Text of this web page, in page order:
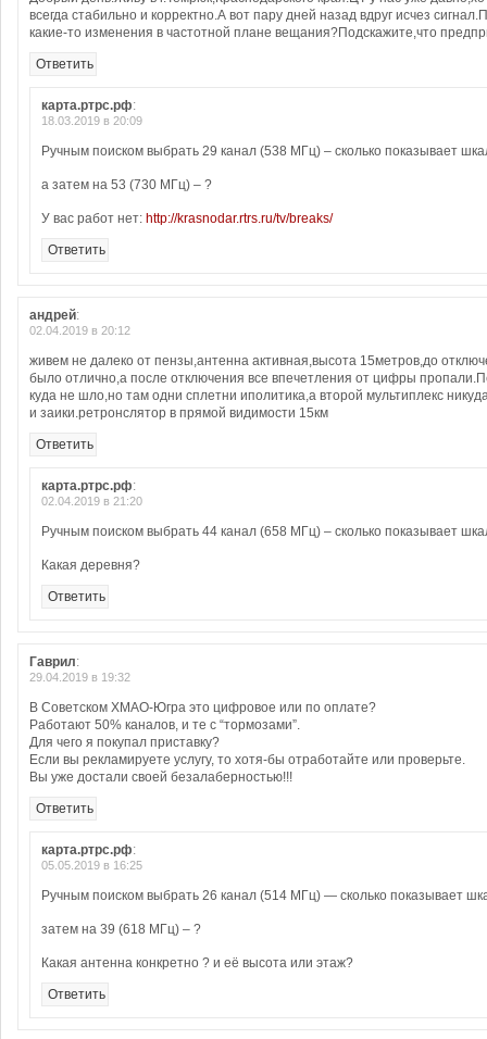
всегда стабильно и корректно.А вот пару дней назад вдруг исчез
какие-то изменения в частотной плане вещания?Подскажите,что
Ответить
карта.ртрс.рф:
18.03.2019 в 20:09
Ручным поиском выбрать 29 канал (538 МГц) – сколько показывает
а затем на 53 (730 МГц) – ?
У вас работ нет: http://krasnodar.rtrs.ru/tv/breaks/
Ответить
андрей:
02.04.2019 в 20:12
живем не далеко от пензы,антенна активная,высота 15метров,до
было отлично,а после отключения все впечетления от цифры
куда не шло,но там одни сплетни иполитика,а второй мультиплекс
и заики.ретронслятор в прямой видимости 15км
Ответить
карта.ртрс.рф:
02.04.2019 в 21:20
Ручным поиском выбрать 44 канал (658 МГц) – сколько показывает
Какая деревня?
Ответить
Гаврил:
29.04.2019 в 19:32
В Советском ХМАО-Югра это цифровое или по оплате?
Работают 50% каналов, и те с “тормозами”.
Для чего я покупал приставку?
Если вы рекламируете услугу, то хотя-бы отработайте или проверьте.
Вы уже достали своей безалаберностью!!!
Ответить
карта.ртрс.рф:
05.05.2019 в 16:25
Ручным поиском выбрать 26 канал (514 МГц) — сколько показывает
затем на 39 (618 МГц) – ?
Какая антенна конкретно ? и её высота или этаж?
Ответить